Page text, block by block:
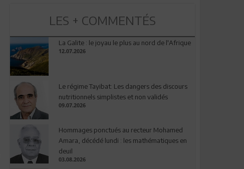
LES + COMMENTÉS
La Galite : le joyau le plus au nord de l'Afrique
12.07.2026
Le régime Tayibat: Les dangers des discours
nutritionnels simplistes et non validés
09.07.2026
Hommages ponctués au recteur Mohamed
Amara, décédé lundi : les mathématiques en
deuil
03.08.2026